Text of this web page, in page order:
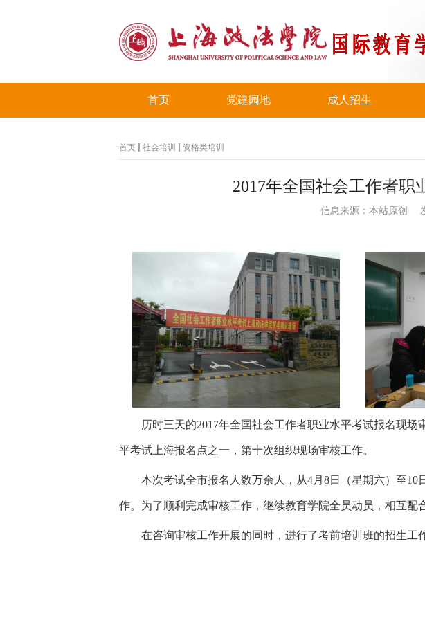
首页 党建园地 成人招生
首页 社会培训 资格类培训
2017年全国社会工作者
信息来源：本站原创
历时三天的2017年全国社会工作者职业水平考试报名现
平考试上海报名点之一，第十次组织现场审核工作。
本次考试全市报名人数万余人，从4月8日（星期六）至
作。为了顺利完成审核工作，继续教育学院全员动员，相互配
在咨询审核工作开展的同时，进行了考前培训班的招生工